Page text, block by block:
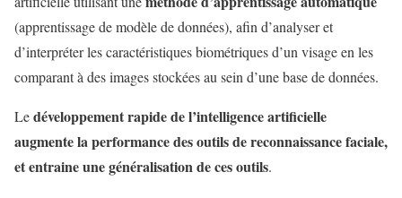
(apprentissage de modèle de données), afin d’analyser et
d’interpréter les caractéristiques biométriques d’un visage en les
comparant à des images stockées au sein d’une base de données.
Ledéveloppement rapide de l’intelligence artificielle
augmente la performance des outils de reconnaissance faciale,
et entraine une généralisation de ces outils.